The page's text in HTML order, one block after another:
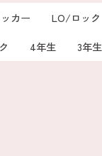
カー LO/ロック
4年生 3年生